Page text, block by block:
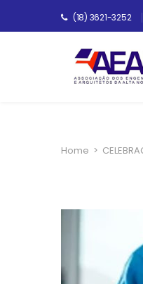
(18) 3621-3252
Home >